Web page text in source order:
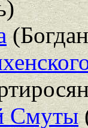
Смуты